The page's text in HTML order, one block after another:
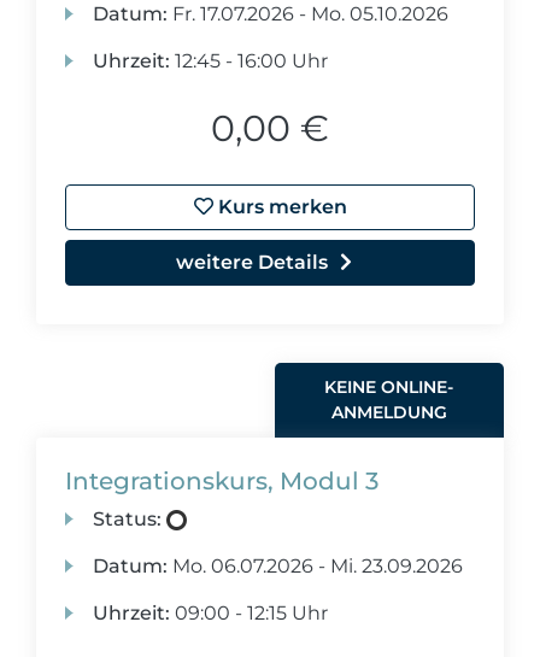
Datum: Fr. 17.07.2026 - Mo. 05.10.2026
Uhrzeit: 12:45 - 16:00 Uhr
0,00 €
Kurs merken
weitere Details
KEINE ONLINE-
ANMELDUNG
Integrationskurs, Modul 3
Status:
Datum: Mo. 06.07.2026 - Mi. 23.09.2026
Uhrzeit: 09:00 - 12:15 Uhr